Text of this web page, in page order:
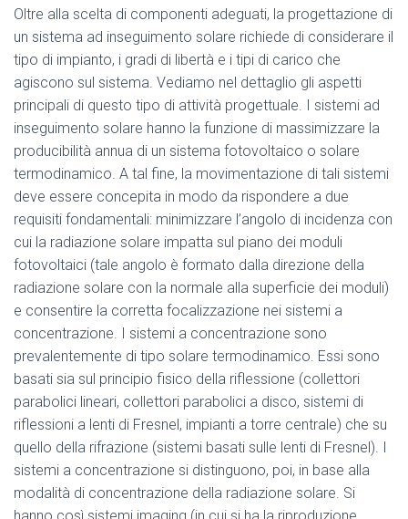
Oltre alla scelta di componenti adeguati, la progettazione di
un sistema ad inseguimento solare richiede di considerare il
tipo di impianto, i gradi di libertà e i tipi di carico che
agiscono sul sistema. Vediamo nel dettaglio gli aspetti
principali di questo tipo di attività progettuale. I sistemi ad
inseguimento solare hanno la funzione di massimizzare la
producibilità annua di un sistema fotovoltaico o solare
termodinamico. A tal fine, la movimentazione di tali sistemi
deve essere concepita in modo da rispondere a due
requisiti fondamentali: minimizzare l’angolo di incidenza con
cui la radiazione solare impatta sul piano dei moduli
fotovoltaici (tale angolo è formato dalla direzione della
radiazione solare con la normale alla superficie dei moduli)
e consentire la corretta focalizzazione nei sistemi a
concentrazione. I sistemi a concentrazione sono
prevalentemente di tipo solare termodinamico. Essi sono
basati sia sul principio fisico della riflessione (collettori
parabolici lineari, collettori parabolici a disco, sistemi di
riflessioni a lenti di Fresnel, impianti a torre centrale) che su
quello della rifrazione (sistemi basati sulle lenti di Fresnel). I
sistemi a concentrazione si distinguono, poi, in base alla
modalità di concentrazione della radiazione solare. Si